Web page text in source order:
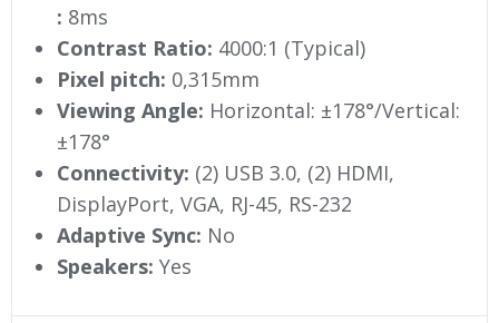
: 8ms
Contrast Ratio: 4000:1 (Typical)
Pixel pitch: 0,315mm
Viewing Angle: Horizontal: ±178°/Vertical:
±178°
Connectivity: (2) USB 3.0, (2) HDMI,
DisplayPort, VGA, RJ-45, RS-232
Adaptive Sync: No
Speakers: Yes